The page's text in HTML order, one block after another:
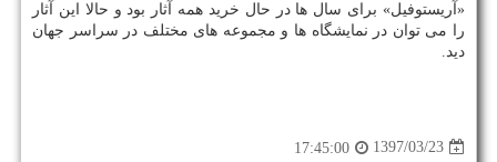
«آریستوفیل» برای سال ها در حال خرید همه آثار بود و حالا این آثار
را می توان در نمایشگاه ها و مجموعه های مختلف در سراسر جهان
دید.
1397/03/23
17:45:00